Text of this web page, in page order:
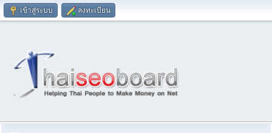
เข้าสู่ระบบ ลงทะเบียน